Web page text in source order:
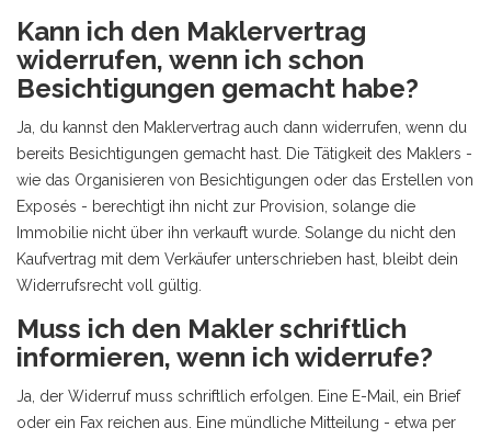
Kann ich den Maklervertrag
widerrufen, wenn ich schon
Besichtigungen gemacht habe?
Ja, du kannst den Maklervertrag auch dann widerrufen, wenn du
bereits Besichtigungen gemacht hast. Die Tätigkeit des Maklers -
wie das Organisieren von Besichtigungen oder das Erstellen von
Exposés - berechtigt ihn nicht zur Provision, solange die
Immobilie nicht über ihn verkauft wurde. Solange du nicht den
Kaufvertrag mit dem Verkäufer unterschrieben hast, bleibt dein
Widerrufsrecht voll gültig.
Muss ich den Makler schriftlich
informieren, wenn ich widerrufe?
Ja, der Widerruf muss schriftlich erfolgen. Eine E-Mail, ein Brief
oder ein Fax reichen aus. Eine mündliche Mitteilung - etwa per